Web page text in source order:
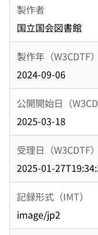
製作者
国立国会図書館
製作年（W3CDTF）
2024-09-06
公開開始日（
2025-03-18
受理日（W3CDTF）
2025-01-
記録形式（IMT）
image/jp2